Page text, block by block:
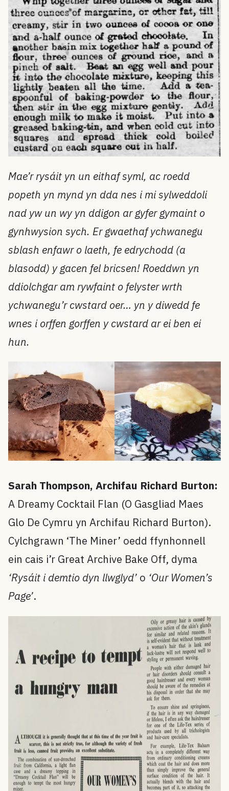
Mae’r rysáit yn un eithaf syml, ac roedd
popeth yn mynd yn dda nes i mi sylweddoli
nad yw un wy yn ddigon ar gyfer gymaint o
gynhwysion sych. Er gwaethaf ychwanegu
sblash enfawr o laeth, fe edrychodd (a
blasodd) y gacen fel bricsen! Roeddwn yn
ddiolchgar am rywfaint o felyster wrth
ychwanegu’r cwstard oer… yn y diwedd fe
wnes i orffen gorffen y cwstard ar ei ben ei
hun.
Sarah Thompson, Archifau Richard Burton:
A Dreamy Cocktail Flan (O Gasgliad Maes
Glo De Cymru yn Archifau Richard Burton).
Cylchgrawn ‘The Miner’ oedd ffynhonnell
ein cais i’r Great Archive Bake Off, dyma
‘Rysáit i demtio dyn llwglyd’ o ‘Our Women’s
Page’.